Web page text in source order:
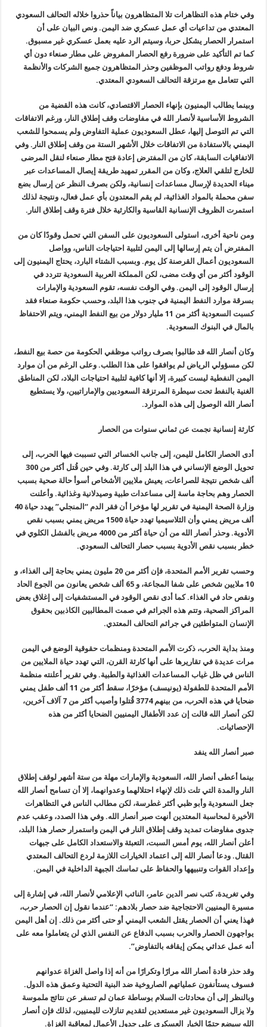
وفي ختام هذه التظاهرات تلا المتظاهرون بياناً حذروا خلاله التحالف السعودي
المعتدي من تداعيات أي عمل عسكري ضد اليمن. ونص البيان على أن
استمرار الحصار يشكل حربا، وسيتم الرد عليه بعمل عسكري غير مسبوق.
كما تم التأكيد على ضرورة رفع الحصار المفروض على مطار صنعاء دون أي
شروط ودفع رواتب الموظفين وحذر المتظاهرون جميع الشركات والأنظمة
التي تتعامل مع مرتزقة التحالف السعودي المعتدي.
وبينما يطالب اليمنيون بإنهاء الحصار الاقتصادي، كانت هذه القضية من
الشروط الأساسية لأنصار الله في مفاوضات وقف إطلاق النار، ورغم الاتفاقات
التي تم التوصل إليها، عطل السعوديون عملية التفاوض ولم يسمحوا للشعب
اليمني بالاستفادة من الاتفاقات خلال الأشهر الستة من وقف إطلاق النار. وفي
الاتفاقيات السابقة، كان من المفترض إعادة فتح مطار صنعاء لنقل المرضى
للخارج لتلقي العلاج، وكان من المقرر تمهيد طريقة إيصال المساعدات عبر
ميناء الحديدة لإرسال مساعدات إنسانية، ولكن بصرف النظر عن إرسال بضع
سفن محملة بالمواد الغذائية، لم يقم المعتدون بأي عمل فعال، ونتيجة لذلك
استمرت الظروف الإنسانية القاسية والكارثية خلال فترة وقف إطلاق النار.
ومن ناحية أخرى، استولى السعوديون على السفن التي تحمل وقودًا كان من
المفترض أن يتم إرسالها إلى اليمن لتلبية احتياجات الناس، وواصل
السعوديون أعمال القرصنة كل يوم. وبسبب الشتاء البارد، يحتاج اليمنيون إلى
الوقود أكثر من أي وقت مضى، لكن المملكة العربية السعودية تتردد في
إرسال الوقود إلى اليمن. وفي الوقت نفسه، تقوم السعودية والإمارات
بسرقة موارد النفط اليمنية في جنوب هذا البلد، وحسب حكومة صنعاء فقد
كسبت السعودية أكثر من 11 مليار دولار من بيع النفط اليمني، ويتم الاحتفاظ
بالمال في البنوك السعودية.
وكان أنصار الله قد طالبوا بصرف رواتب موظفي الحكومة من حصة بيع النفط،
لكن مسؤولي الرياض لم يوافقوا على هذا الطلب. وعلى الرغم من أن موارد
اليمن النفطية ليست كبيرة، إلا أنها كافية لتلبية احتياجات البلاد، لكن المناطق
الغنية بالنفط تحت سيطرة المرتزقة السعوديين والإماراتيين، ولا يستطيع
أنصار الله الوصول إلى هذه الموارد.
كارثة إنسانية نجمت عن ثماني سنوات من الحصار
أدى الحصار الكامل لليمن، إلى جانب الخسائر التي تسببت فيها الحرب، إلى
تحويل الوضع الإنساني في هذا البلد إلى كارثة. وفي حين قُتل أكثر من 300
ألف شخص نتيجة للصراعات، يعيش ملايين الأشخاص أسوأ حالة صحية بسبب
الحصار وهم بحاجة ماسة إلى مساعدات طبية وصيدلانية وغذائية. وأعلنت
وزارة الصحة اليمنية في تقرير لها مؤخرا أن فقر الدم “المنجلي” يهدد حياة 40
ألف مريض يمني وأن الثلاسيميا تهدد حياة 1500 مريض يمني بسبب نقص
الأدوية. وحذر أنصار الله من أن حياة أكثر من 4000 مريض بالفشل الكلوي في
خطر بسبب نقص الأدوية بسبب حصار التحالف السعودي.
وحسب تقرير الأمم المتحدة، فإن أكثر من 20 مليون يمني بحاجة إلى الغذاء، و
10 ملايين شخص على شفا المجاعة، و 65 ألف شخص يعانون من الجوع الحاد
ونقص حاد في الغذاء. كما أدى نقص الوقود في المستشفيات إلى إغلاق بعض
المراكز الصحية، وتتم هذه الجرائم في صمت المطالبين الكاذبين بحقوق
الإنسان المتواطئين في جرائم التحالف المعتدي.
ومنذ بداية الحرب، ذكرت الأمم المتحدة ومنظمات حقوقية الوضع في اليمن
مرات عديدة في تقاريرها على أنها كارثة القرن، التي تهدد حياة الملايين من
الناس في ظل غياب المساعدات الغذائية والطبية. وفي تقرير أعلنته منظمة
الأمم المتحدة للطفولة (يونيسف) مؤخرًا، سقط أكثر من 11 ألف طفل يمني
ضحايا في هذه الحرب، من بينهم 3774 قُتلوا وأصيب أكثر من 7 آلاف آخرين،
لكن أنصار الله قالت إن عدد الأطفال اليمنيين الضحايا أكثر من هذه
الإحصائيات.
صبر أنصار الله ينفد
بينما أعطى أنصار الله، السعودية والإمارات مهلة من ستة أشهر لوقف إطلاق
النار والمدة التي تلت ذلك لإنهاء احتلالهما وعدوانهما، إلا أن تسامح أنصار الله
جعل السعودية وأبو ظبي أكثر غطرسة، لكن مطالب الناس في التظاهرات
الأخيرة لمحاسبة المعتدين أنهت صبر أنصار الله. وفي هذا الصدد، وعقب عدم
جدوى مفاوضات تمديد وقف إطلاق النار في اليمن واستمرار حصار هذا البلد،
أعلن أنصار الله، يوم أمس السبت، التعبئة والاستعداد الكامل على جبهات
القتال. ودعا أنصار الله إلى اعتماد الخيارات اللازمة لردع التحالف المعتدي
وإعداد القوات وتنبيهها والحفاظ على تماسك الجبهة الداخلية في اليمن.
وفي تغريدة، كتب نصر الدين عامر، النائب الإعلامي لأنصار الله، في إشارة إلى
مسيرة اليمنيين الاحتجاجية ضد حصار بلادهم: “عندما نقول إن الحصار حرب،
فهذا يعني أن الحصار يقتل الشعب اليمني أو حتى أكثر من ذلك. إن أهل اليمن
يواجهون الحصار والحرب بسبب الدفاع عن النفس الذي لن يتعاملوا معه على
أنه عمل عدائي يمكن إيقافه بالتفاوض”.
وقد حذر قادة أنصار الله مرارًا وتكرارًا من أنه إذا واصل الغزاة عدوانهم
فسوف يستأنفون عملياتهم الصاروخية ضد البنية التحتية وعمق هذه الدول.
وبالنظر إلى أن محادثات السلام بوساطة عمان لم تسفر عن نتائج ملموسة
ولا يزال السعوديون غير مستعدين لتقديم تنازلات لليمنيين، لذلك فإن أنصار
الله سيضع حتمًا الخيار العسكري على جدول الأعمال لمعاقبة الغزاة.